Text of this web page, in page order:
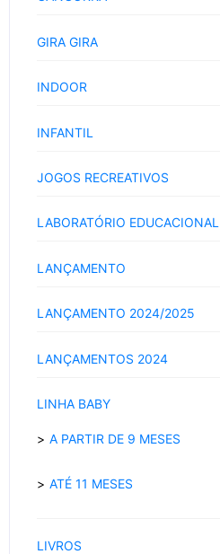
GIRA GIRA
INDOOR
INFANTIL
JOGOS RECREATIVOS
LABORATÓRIO EDUCACIONAL
LANÇAMENTO
LANÇAMENTO 2024/2025
LANÇAMENTOS 2024
LINHA BABY
A PARTIR DE 9 MESES
ATÉ 11 MESES
LIVROS